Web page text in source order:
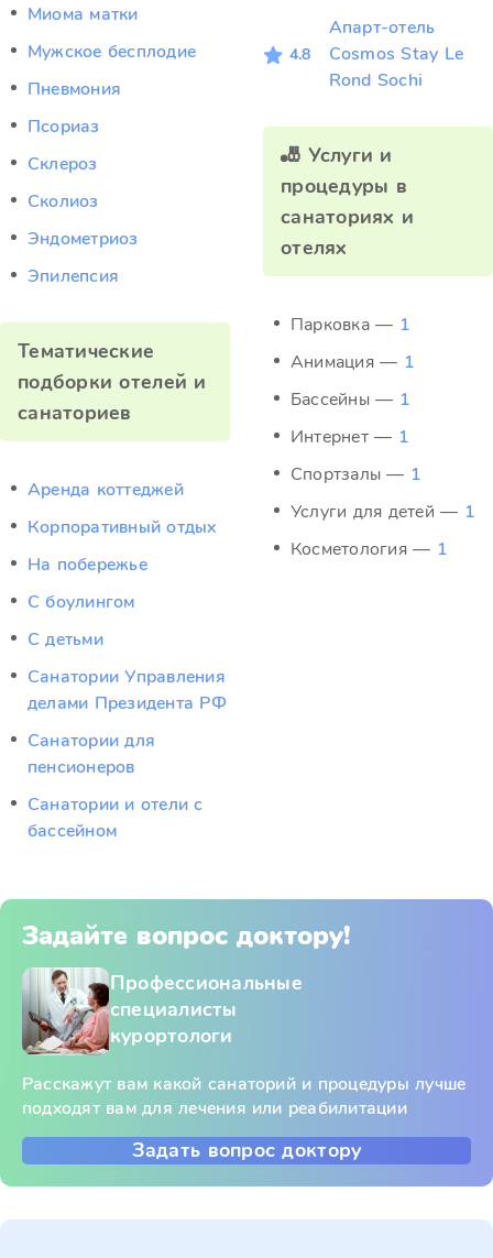
Миома матки
Мужское бесплодие
Пневмония
Псориаз
Склероз
Сколиоз
Эндометриоз
Эпилепсия
Тематические
подборки отелей и
санаториев
Аренда коттеджей
Корпоративный отдых
На побережье
С боулингом
С детьми
Санатории Управления
делами Президента РФ
Санатории для
пенсионеров
Санатории и отели с
бассейном
4.8
Апарт-отель
Cosmos Stay Le
Rond Sochi
🎳 Услуги и
процедуры в
санаториях и
отелях
Парковка — 1
Анимация — 1
Бассейны — 1
Интернет — 1
Спортзалы — 1
Услуги для детей — 1
Косметология — 1
Задайте вопрос доктору!
Профессиональные
специалисты
курортологи
Расскажут вам какой санаторий и процедуры лучше
подходят вам для лечения или реабилитации
Задать вопрос доктору